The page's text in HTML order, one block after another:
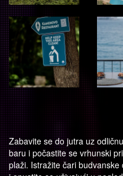
Zabavite se do jutra uz
baru i počastite se vrhunski
plaži. Istražite čari